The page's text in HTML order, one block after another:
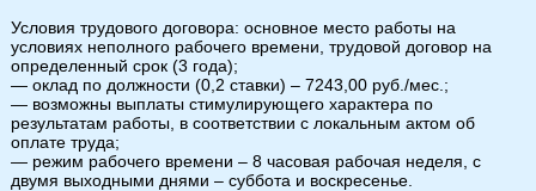
Условия трудового договора: основное место работы на
условиях неполного рабочего времени, трудовой договор на
определенный срок (3 года);
— оклад по должности (0,2 ставки) – 7243,00 руб./мес.;
— возможны выплаты стимулирующего характера по
результатам работы, в соответствии с локальным актом об
оплате труда;
— режим рабочего времени – 8 часовая рабочая неделя, с
двумя выходными днями – суббота и воскресенье.